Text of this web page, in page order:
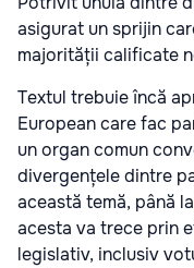
asigurat un sprijin
majorității calificate
Textul trebuie încă
European care fac
un organ comun
divergențele dintre
această temă, până
acesta va trece prin
legislativ, inclusiv